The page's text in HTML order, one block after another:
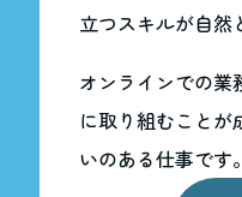
立つスキルが自然
オンラインでの業
に取り組むこと
いのある仕事です。